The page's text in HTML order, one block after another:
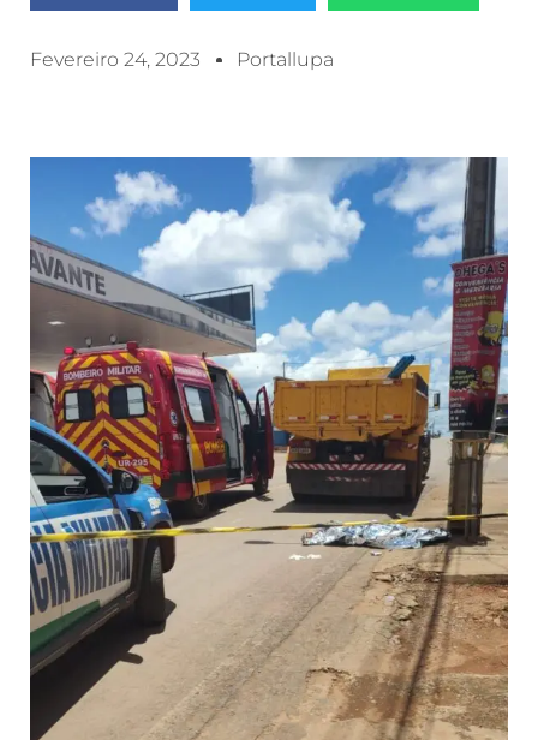
Fevereiro 24, 2023 Portallupa